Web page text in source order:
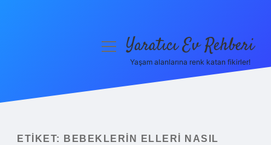
Yasal Uyarı
menüyüYaratıcı Ev Rehberi
Yaşam alanlarına renk katan fikirler!
ETIKET:
BEBEKLERIN ELLERI NASIL